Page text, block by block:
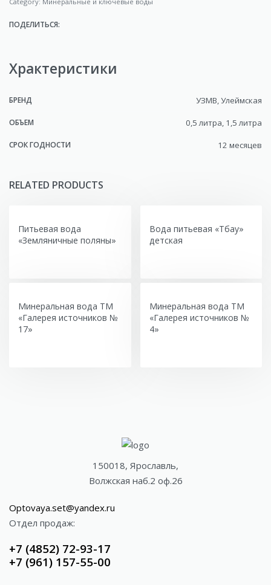
ПОДЕЛИТЬСЯ:
Храктеристики
БРЕНД УЗМВ, Улеймская
ОБЪЕМ 0,5 литра, 1,5 литра
СРОК ГОДНОСТИ 12 месяцев
RELATED PRODUCTS
Питьевая вода
«Земляничные поляны»
Вода питьевая «Тбау»
детская
Минеральная вода ТМ
«Галерея источников №
17»
Минеральная вода ТМ
«Галерея источников №
4»
150018, Ярославль,
Волжская наб.2 оф.26
Optovaya.set@yandex.ru
Отдел продаж:
+7 (4852) 72-93-17
+7 (961) 157-55-00